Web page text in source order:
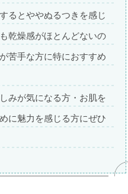
るとややぬるつきを感じ
乾燥感がほとんどないの
苦手な方に特におすすめ
みが気になる方・お肌を
に魅力を感じる方にぜひ